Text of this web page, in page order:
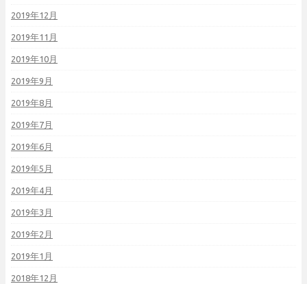
2019年12月
2019年11月
2019年10月
2019年9月
2019年8月
2019年7月
2019年6月
2019年5月
2019年4月
2019年3月
2019年2月
2019年1月
2018年12月